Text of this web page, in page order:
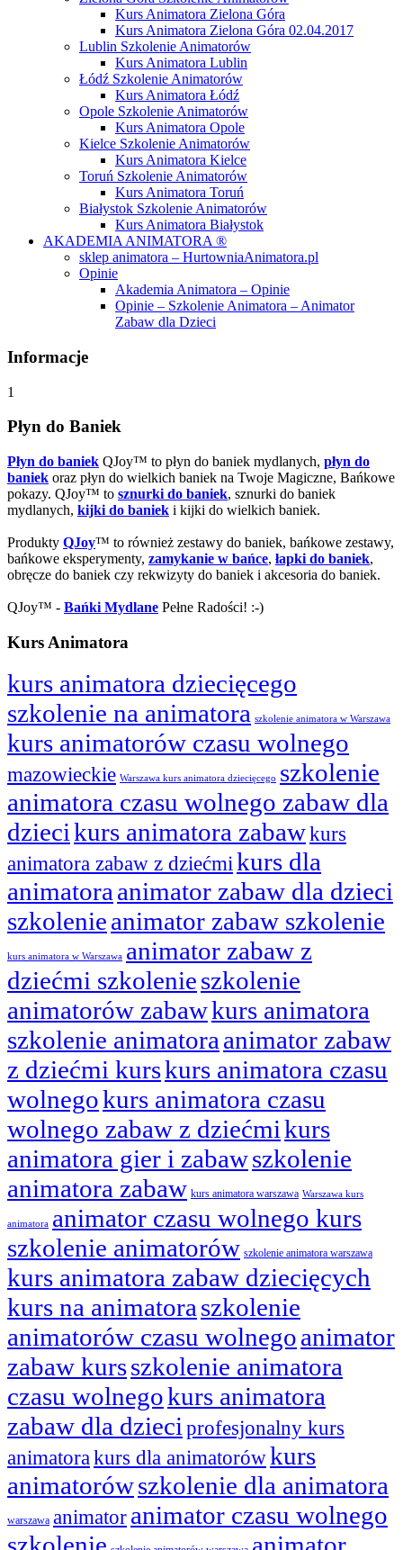
Kurs Animatora Zielona Góra
Kurs Animatora Zielona Góra 02.04.2017
Lublin Szkolenie Animatorów
Kurs Animatora Lublin
Łódź Szkolenie Animatorów
Kurs Animatora Łódź
Opole Szkolenie Animatorów
Kurs Animatora Opole
Kielce Szkolenie Animatorów
Kurs Animatora Kielce
Toruń Szkolenie Animatorów
Kurs Animatora Toruń
Białystok Szkolenie Animatorów
Kurs Animatora Białystok
AKADEMIA ANIMATORA ®
sklep animatora – HurtowniaAnimatora.pl
Opinie
Akademia Animatora – Opinie
Opinie – Szkolenie Animatora – Animator
Zabaw dla Dzieci
Informacje
1
Płyn do Baniek
Płyn do baniek QJoy™ to płyn do baniek mydlanych, płyn do
baniek oraz płyn do wielkich baniek na Twoje Magiczne, Bańkowe
pokazy. QJoy™ to sznurki do baniek, sznurki do baniek
mydlanych, kijki do baniek i kijki do wielkich baniek.
Produkty QJoy™ to również zestawy do baniek, bańkowe zestawy,
bańkowe eksperymenty, zamykanie w bańce, łapki do baniek,
obręcze do baniek czy rekwizyty do baniek i akcesoria do baniek.
QJoy™ - Bańki Mydlane Pełne Radości! :-)
Kurs Animatora
kurs animatora dziecięcego
szkolenie na animatora szkolenie animatora w Warszawa
kurs animatorów czasu wolnego
mazowieckie Warszawa kurs animatora dziecięcego szkolenie
animatora czasu wolnego zabaw dla
dziecikurs animatora zabawkurs
animatora zabaw z dziećmikurs dla
animatora animator zabaw dla dzieci
szkolenieanimator zabaw szkolenie
kurs animatora w Warszawa animator zabaw z
dziećmi szkolenieszkolenie
animatorów zabawkurs animatora
szkolenie animatora animator zabaw
z dziećmi kurskurs animatora czasu
wolnegokurs animatora czasu
wolnego zabaw z dziećmikurs
animatora gier i zabawszkolenie
animatora zabaw kurs animatora warszawa Warszawa kurs
animatora animator czasu wolnego kurs
szkolenie animatorów szkolenie animatora warszawa
kurs animatora zabaw dziecięcych
kurs na animatora szkolenie
animatorów czasu wolnegoanimator
zabaw kursszkolenie animatora
czasu wolnegokurs animatora
zabaw dla dzieci profesjonalny kurs
animatorakurs dla animatorówkurs
animatorówszkolenie dla animatora
warszawa animator animator czasu wolnego